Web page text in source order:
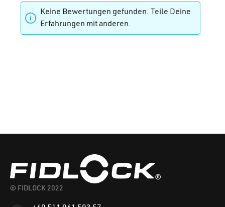
Keine Bewertungen gefunden. Teile Deine
Erfahrungen mit anderen.
© FIDLOCK 2022